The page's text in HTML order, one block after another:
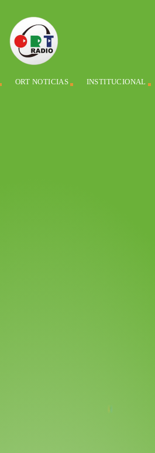
ORT NOTICIAS INSTITUCIONAL